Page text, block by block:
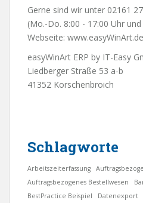
Gerne sind wir unter 02161
(Mo.-Do. 8:00 - 17:00 Uhr
Webseite: www.easyWinArt.de
easyWinArt ERP by IT-Easy
Liedberger Straße 53 a-b
41352 Korschenbroich
Schlagworte
Arbeitszeiterfassung
Auftragsbezogenes Bestellwesen
BestPractice Beispiel
Datenexport